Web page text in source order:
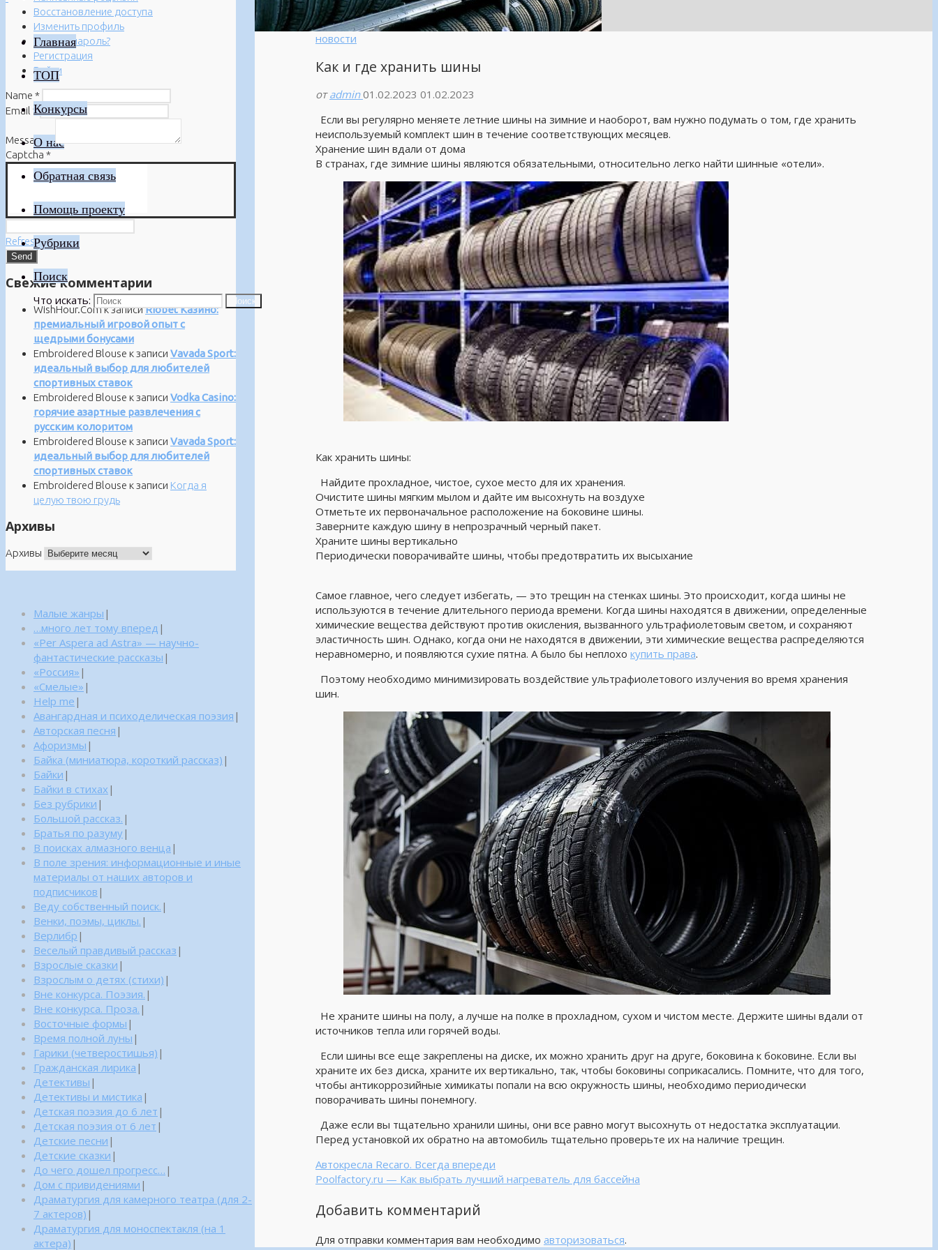
Главная
ТОП
Конкурсы
О нас
Обратная связь
Помощь проекту
Рубрики
Поиск
Что искать: Поиск
новости
Как и где хранить шины
от admin 01.02.2023 01.02.2023
Если вы регулярно меняете летние шины на зимние и наоборот, вам нужно подумать о том, где хранить
неиспользуемый комплект шин в течение соответствующих месяцев.
Хранение шин вдали от дома
В странах, где зимние шины являются обязательными, относительно легко найти шинные «отели».
Как хранить шины:
Найдите прохладное, чистое, сухое место для их хранения.
Очистите шины мягким мылом и дайте им высохнуть на воздухе
Отметьте их первоначальное расположение на боковине шины.
Заверните каждую шину в непрозрачный черный пакет.
Храните шины вертикально
Периодически поворачивайте шины, чтобы предотвратить их высыхание
Самое главное, чего следует избегать, — это трещин на стенках шины. Это происходит, когда шины не
используются в течение длительного периода времени. Когда шины находятся в движении, определенные
химические вещества действуют против окисления, вызванного ультрафиолетовым светом, и сохраняют
эластичность шин. Однако, когда они не находятся в движении, эти химические вещества распределяются
неравномерно, и появляются сухие пятна. А было бы неплохо купить права.
Поэтому необходимо минимизировать воздействие ультрафиолетового излучения во время хранения
шин.
Не храните шины на полу, а лучше на полке в прохладном, сухом и чистом месте. Держите шины вдали от
источников тепла или горячей воды.
Если шины все еще закреплены на диске, их можно хранить друг на друге, боковина к боковине. Если вы
храните их без диска, храните их вертикально, так, чтобы боковины соприкасались. Помните, что для того,
чтобы антикоррозийные химикаты попали на всю окружность шины, необходимо периодически
поворачивать шины понемногу.
Даже если вы тщательно хранили шины, они все равно могут высохнуть от недостатка эксплуатации.
Перед установкой их обратно на автомобиль тщательно проверьте их на наличие трещин.
Автокресла Recaro. Всегда впереди
Poolfactory.ru — Как выбрать лучший нагреватель для бассейна
Добавить комментарий
Для отправки комментария вам необходимо авторизоваться.
Восстановление доступа
Изменить профиль
Забыли пароль?
Регистрация
Войти
Name *
Email *
Message*
Captcha *
Refresh
Свежие комментарии
WishHour.Comк записиRiobet Казино:
премиальный игровой опыт с
щедрыми бонусами
Embroidered Blouse к записи Vavada Sport:
идеальный выбор для любителей
спортивных ставок
Embroidered Blouse к записи Vodka Casino:
горячие азартные развлечения с
русским колоритом
Embroidered Blouse к записи Vavada Sport:
идеальный выбор для любителей
спортивных ставок
Embroidered Blouse к записи Когда я
целую твою грудь
Архивы
Архивы
Малые жанры |
…много лет тому вперед |
«Per Aspera ad Astra» — научно-
фантастические рассказы |
«Россия» |
«Смелые» |
Help me |
Авангардная и психоделическая поэзия |
Авторская песня |
Афоризмы |
Байка (миниатюра, короткий рассказ) |
Байки |
Байки в стихах |
Без рубрики |
Большой рассказ. |
Братья по разуму|
В поисках алмазного венца |
В поле зрения: информационные и иные
материалы от наших авторов и
подписчиков |
Веду собственный поиск. |
Венки, поэмы, циклы. |
Верлибр |
Веселый правдивый рассказ |
Взрослые сказки |
Взрослым о детях (стихи) |
Вне конкурса. Поэзия. |
Вне конкурса. Проза. |
Восточные формы |
Время полной луны |
Гарики (четверостишья) |
Гражданская лирика |
Детективы |
Детективы и мистика |
Детская поэзия до 6 лет |
Детская поэзия от 6 лет |
Детские песни |
Детские сказки |
До чего дошел прогресс… |
Дом с привидениями |
Драматургия для камерного театра (для 2-
7 актеров) |
Драматургия для моноспектакля (на 1
актера) |